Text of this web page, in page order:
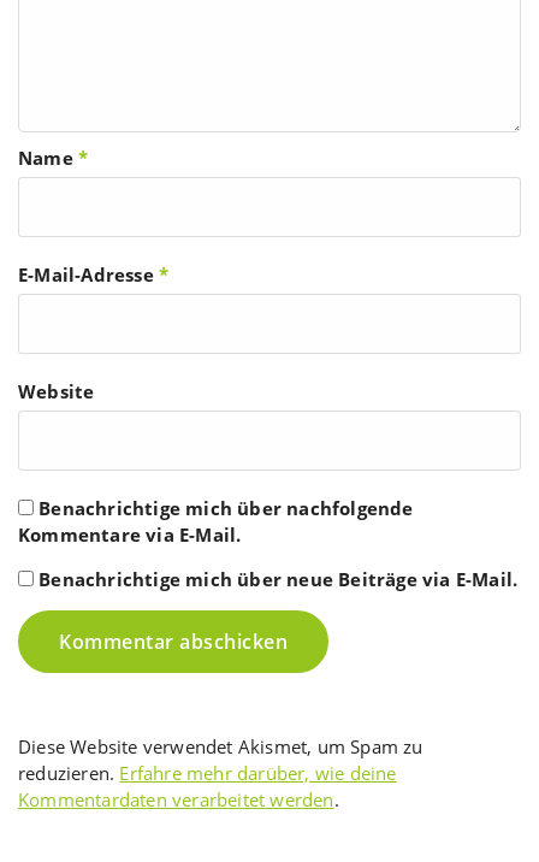
Name *
E-Mail-Adresse *
Website
Benachrichtige mich über nachfolgende
Kommentare via E-Mail.
Benachrichtige mich über neue Beiträge via E-Mail.
Diese Website verwendet Akismet, um Spam zu
reduzieren. Erfahre mehr darüber, wie deine
Kommentardaten verarbeitet werden.